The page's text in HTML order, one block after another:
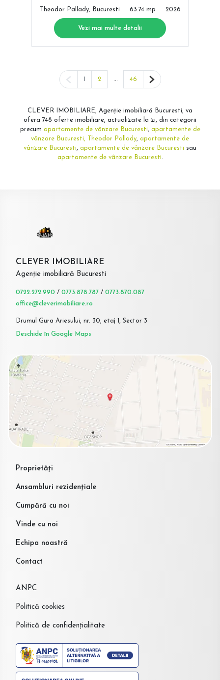
Theodor Pallady, Bucuresti 63.74 mp 2026
Vezi mai multe detalii
Pagina anterioară
1 2 ... 46 Pagina următoare
CLEVER IMOBILIARE, Agenție imobiliară Bucuresti, va
ofera 748 oferte imobiliare, actualizate la zi, din categorii
precum apartamente de vânzare Bucuresti, apartamente de
vânzare Bucuresti, Theodor Pallady, apartamente de
vânzare Bucuresti, apartamente de vânzare Bucuresti sau
apartamente de vânzare Bucuresti.
CLEVER IMOBILIARE
Agenție imobiliară Bucuresti
0722.272.990 / 0773.878.787 / 0773.870.087
office@cleverimobiliare.ro
Drumul Gura Ariesului, nr. 30, etaj 1, Sector 3
Deschide în Google Maps
Proprietăți
Ansambluri rezidențiale
Cumpără cu noi
Vinde cu noi
Echipa noastră
Contact
ANPC
Politică cookies
Politică de confidențialitate